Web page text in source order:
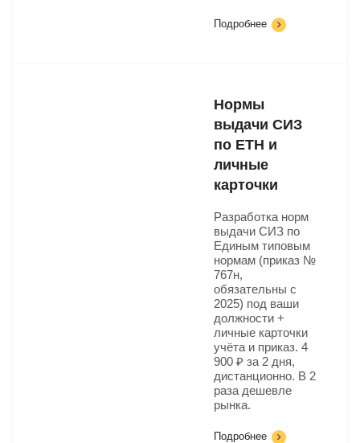
Подробнее
Нормы
выдачи СИЗ
по ЕТН и
личные
карточки
Разработка норм
выдачи СИЗ по
Единым типовым
нормам (приказ №
767н,
обязательны с
2025) под ваши
должности +
личные карточки
учёта и приказ. 4
900 ₽ за 2 дня,
дистанционно. В 2
раза дешевле
рынка.
Подробнее